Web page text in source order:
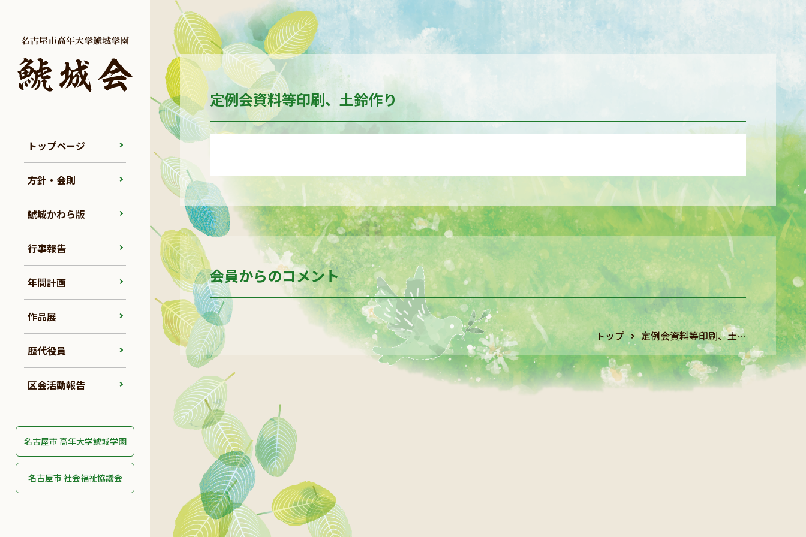
トップページ
方針・会則
鯱城かわら版
行事報告
年間計画
作品展
歴代役員
区会活動報告
名古屋市 高年大学鯱城学園
名古屋市 社会福祉協議会
定例会資料等印刷、土鈴作り
会員からのコメント
トップ 定例会資料等印刷、土…